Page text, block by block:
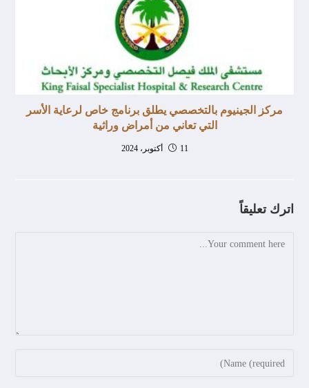
مركز الجينيوم بالتخصصي يطلق برنامج خاص لرعاية الأسر
التي تعاني من أمراض وراثية
11 أكتوبر، 2024
اترك تعليقاً